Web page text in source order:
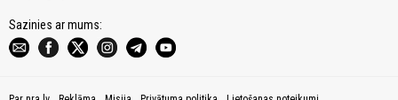
Sazinies ar mums: